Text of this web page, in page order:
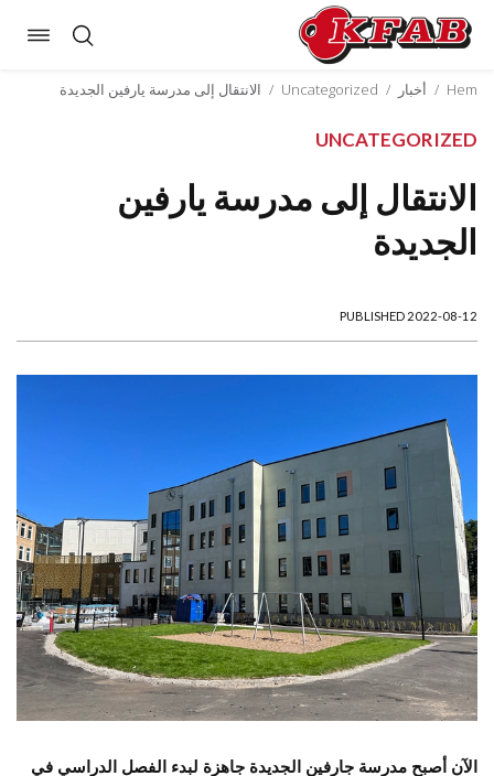
Skip
content
Hem أخبار Uncategorized الانتقال إلى مدرسة يارفين الجديدة
UNCATEGORIZED
الانتقال إلى مدرسة يارفين
الجديدة
PUBLISHED 2022-08-12
الآن أصبح مدرسة جارفين الجديدة جاهزة لبدء الفصل الدراسي في